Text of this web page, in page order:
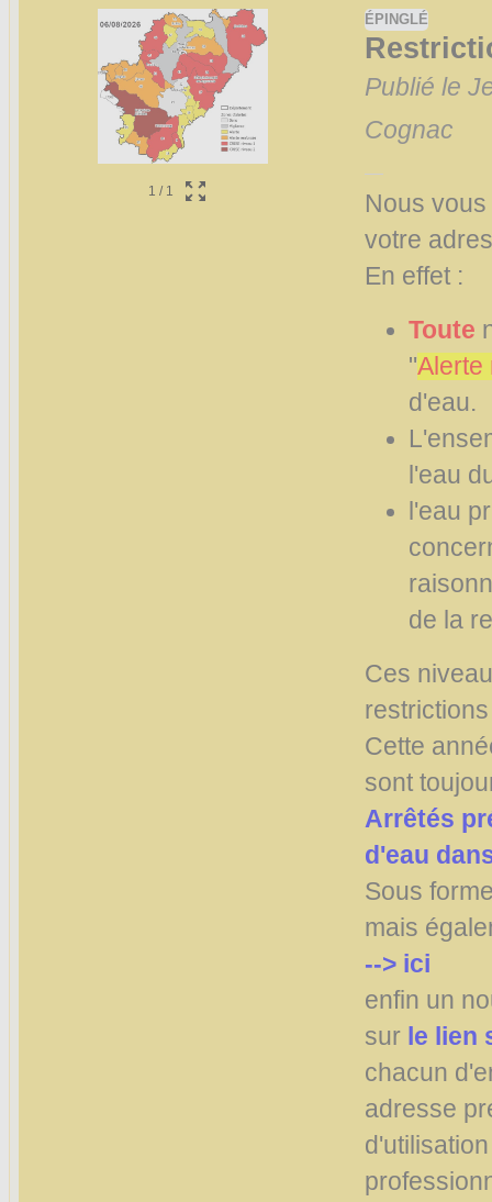
Affiches 2023-2024
Affiches 2024-2025
1 / 1
ÉPINGLÉ
Publié le
Cognac
Nous
votre
En effet :
Toute
"Alerte
d'eau.
l'eau
l'eau
de la
Ces
Cette
sont
Arrêtés
d'eau
Sous
mais
--> ici
enfin un
sur le lien
chacun
adresse